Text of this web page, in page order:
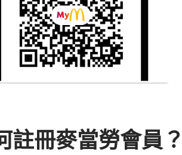
註冊麥當勞會員？